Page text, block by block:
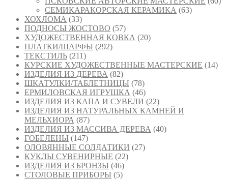
СЕМИКАРАКОРСКАЯ КЕРАМИКА (63)
ХОХЛОМА (33)
ПОДНОСЫ ЖОСТОВО (57)
ХУДОЖЕСТВЕННАЯ КОВКА (20)
ПЛАТКИ/ШАРФЫ (292)
ТЕКСТИЛЬ (211)
КУРСКИЕ ХУДОЖЕСТВЕННЫЕ МАСТЕРСКИЕ (14)
ИЗДЕЛИЯ ИЗ ДЕРЕВА (82)
ШКАТУЛКИ/ТАБЛЕТНИЦЫ (78)
ЕРМИЛОВСКАЯ ИГРУШКА (46)
ИЗДЕЛИЯ ИЗ КАПА И СУВЕЛИ (22)
ИЗДЕЛИЯ ИЗ НАТУРАЛЬНЫХ КАМНЕЙ И
МЕЛЬХИОРА (87)
ИЗДЕЛИЯ ИЗ МАССИВА ДЕРЕВА (40)
ГОБЕЛЕНЫ (147)
ОЛОВЯННЫЕ СОЛДАТИКИ (27)
КУКЛЫ СУВЕНИРНЫЕ (22)
ИЗДЕЛИЯ ИЗ БРОНЗЫ (46)
СТОЛОВЫЕ ПРИБОРЫ (5)